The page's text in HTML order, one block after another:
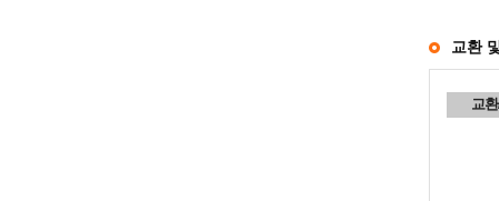
교환
교